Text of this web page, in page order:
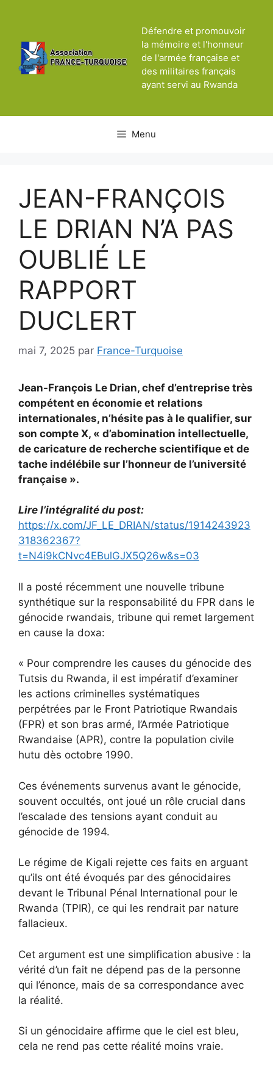
Défendre et promouvoir
la mémoire et l'honneur
de l'armée française et
des militaires français
ayant servi au Rwanda
Menu
JEAN-FRANÇOIS
LE DRIAN N’A PAS
OUBLIÉ LE
RAPPORT
DUCLERT
mai 7, 2025 par France-Turquoise
Jean-François Le Drian, chef d’entreprise très
compétent en économie et relations
internationales, n’hésite pas à le qualifier, sur
son compte X, « d’abomination intellectuelle,
de caricature de recherche scientifique et de
tache indélébile sur l’honneur de l’université
française ».
Lire l’intégralité du post:
https://x.com/JF_LE_DRIAN/status/1914243923
318362367?
t=N4i9kCNvc4EBulGJX5Q26w&s=03
Il a posté récemment une nouvelle tribune
synthétique sur la responsabilité du FPR dans le
génocide rwandais, tribune qui remet largement
en cause la doxa:
« Pour comprendre les causes du génocide des
Tutsis du Rwanda, il est impératif d’examiner
les actions criminelles systématiques
perpétrées par le Front Patriotique Rwandais
(FPR) et son bras armé, l’Armée Patriotique
Rwandaise (APR), contre la population civile
hutu dès octobre 1990.
Ces événements survenus avant le génocide,
souvent occultés, ont joué un rôle crucial dans
l’escalade des tensions ayant conduit au
génocide de 1994.
Le régime de Kigali rejette ces faits en arguant
qu’ils ont été évoqués par des génocidaires
devant le Tribunal Pénal International pour le
Rwanda (TPIR), ce qui les rendrait par nature
fallacieux.
Cet argument est une simplification abusive : la
vérité d’un fait ne dépend pas de la personne
qui l’énonce, mais de sa correspondance avec
la réalité.
Si un génocidaire affirme que le ciel est bleu,
cela ne rend pas cette réalité moins vraie.